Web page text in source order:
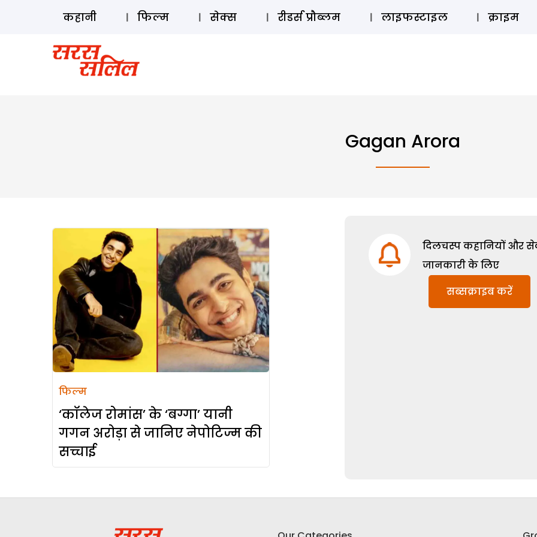
ऑडियो
कहानी फिल्म सेक्स रीडर्स प्रौब्लम लाइफस्टाइल क्राइम
Gagan Arora
फिल्म
‘कॉलेज रोमांस’ के ‘बग्गा’ यानी
गगन अरोड़ा से जानिए नेपोटिज्म की
सच्चाई
दिलचस्प कहानियों और
जानकारी के लिए
सब्सक्राइब करें